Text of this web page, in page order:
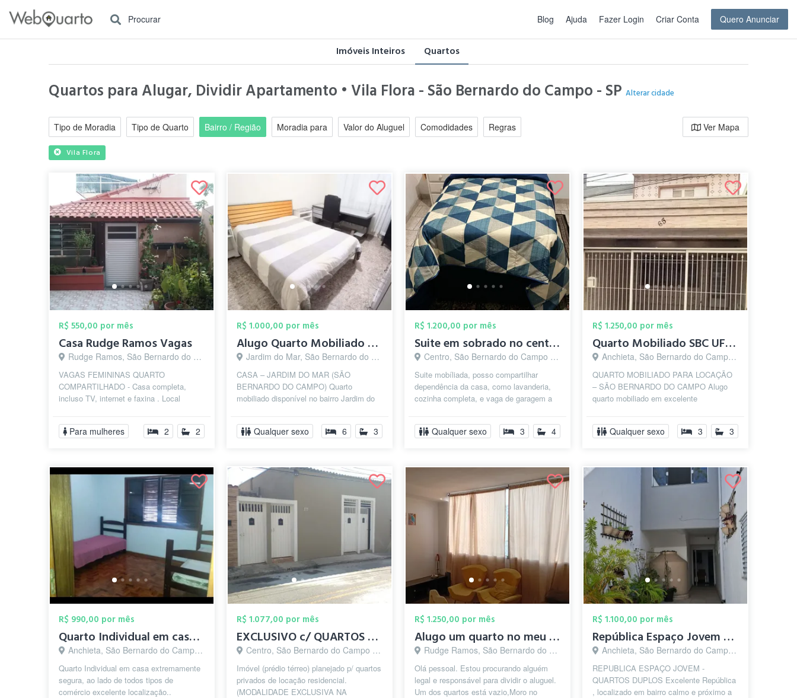
Procurar Blog Ajuda Fazer Login Criar Conta Quero Anunciar
Imóveis Inteiros Quartos
Quartos para Alugar, Dividir Apartamento • Vila Flora - São Bernardo do Campo - SPAlterar cidade
Tipo de Moradia Tipo de Quarto Bairro / Região Moradia para Valor do Aluguel Comodidades Regras Ver Mapa
Vila Flora
R$ 550,00 por mês
Casa Rudge Ramos Vagas
Rudge Ramos, São Bernardo do Campo - SP
VAGAS FEMININAS QUARTO
COMPARTILHADO - Casa completa,
incluso TV, internet e faxina . Local
Mauá, Anhanguera ...
Para mulheres 2 2
R$ 1.000,00 por mês
Alugo Quarto Mobiliado São Bernardo J. d...
Jardim do Mar, São Bernardo do Campo - SP
CASA – JARDIM DO MAR (SÃO
BERNARDO DO CAMPO) Quarto
mobiliado disponível no bairro Jardim do
com fácil acesso às...
Qualquer sexo 6 3
R$ 1.200,00 por mês
Suite em sobrado no centro de Sao Bernar...
Centro, São Bernardo do Campo - SP
Suite mobíliada, posso compartilhar
dependência da casa, como lavanderia,
cozinha completa, e vaga de garagem a
Qualquer sexo 3 4
R$ 1.250,00 por mês
Quarto Mobiliado SBC UFABC Federal J Cop...
Anchieta, São Bernardo do Campo - SP
QUARTO MOBILIADO PARA LOCAÇÃO
– SÃO BERNARDO DO CAMPO Alugo
quarto mobiliado em excelente
metros da Universidade Fe...
Qualquer sexo 3 3
R$ 990,00 por mês
Quarto Individual em casa Completa e ext...
Anchieta, São Bernardo do Campo - SP
Quarto Individual em casa extremamente
segura, ao lado de todos tipos de
comércio excelente localização..
R$ 1.077,00 por mês
EXCLUSIVO c/ QUARTOS PRIVATIVOS p/ HOMEN...
Centro, São Bernardo do Campo - SP
Imóvel (prédio térreo) planejado p/ quartos
privados de locação residencial.
(MODALIDADE EXCLUSIVA NA
R$ 1.250,00 por mês
Alugo um quarto no meu Apt
Rudge Ramos, São Bernardo do Campo - SP
Olá pessoal. Estou procurando alguém
legal e responsável para dividir o aluguel.
Um dos quartos está vazio,Moro no
R$ 1.100,00 por mês
República Espaço Jovem - FEMININA
Anchieta, São Bernardo do Campo - SP
REPUBLICA ESPAÇO JOVEM -
QUARTOS DUPLOS Excelente República
, localizado em bairro calmo e próximo a